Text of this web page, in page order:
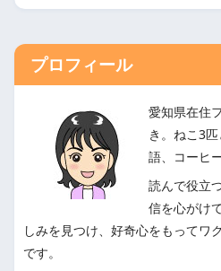
プロフィール
愛知県在住
き。ねこ3
語、コーヒ
読んで役立
信を心がけ
しみを見つけ、好奇心をもってワ
です。